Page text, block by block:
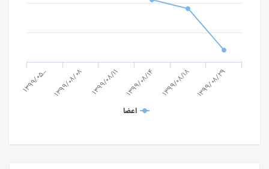
اعضا
1399/05… 1399/08/08 1399/08/11 1399/08/14 1399/08/18 1399/08/29